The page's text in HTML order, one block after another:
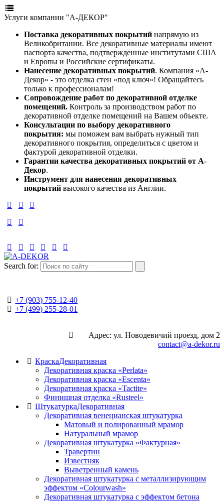
Услуги компании "А-ДЕКОР"
Поставка декоративных покрытий напрямую из
Великобритании. Все декоративные материалы имеют
паспорта качества, подтвержденные институтами США
и Европы и Российские сертификаты.
Нанесение декоративных покрытий. Компания «А-
Декор» - это отделка стен «под ключ»! Обращайтесь
только к профессионалам!
Сопровождение работ по декоративной отделке
помещений. Контроль за производством работ по
декоративной отделке помещений на Вашем объекте.
Консультации по выбору декоративного
покрытия: мы поможем вам выбрать нужный тип
декоративного покрытия, определиться с цветом и
фактурой декоративной отделки.
Гарантии качества декоративных покрытий от А-
Декор.
Инструмент для нанесения декоративных
покрытий высокого качества из Англии.
Search for:
+7 (903) 755-12-40
+7 (499) 255-28-01
Адрес: ул. Новодевичий проезд, дом 2
contact@a-dekor.ru
КраскаДекоративная
Декоративная краска «Perlata»
Декоративная краска «Escenta»
Декоративная краска «Tactite»
Финишная отделка «Rusteel»
ШтукатуркаДекоративная
Декоративная венецианская штукатурка
Матовый и полированный мрамор
Натуральный мрамор
Декоративная штукатурка «Фактурная»
Травертин
Известняк
Выветренный камень
Декоративная штукатурка с металлизирующим
эффектом «Colourwash»
Декоративная штукатурка с эффектом бетона